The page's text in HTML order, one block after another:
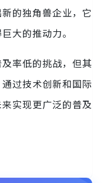
的独角兽企业，它
大的推动力。
率低的挑战，但其
过技术创新和国际
实现更广泛的普及